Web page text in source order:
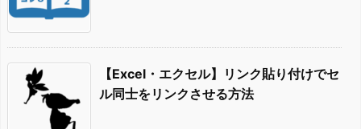
【Excel・エクセル】リンク貼り付けでセ
ル同士をリンクさせる方法